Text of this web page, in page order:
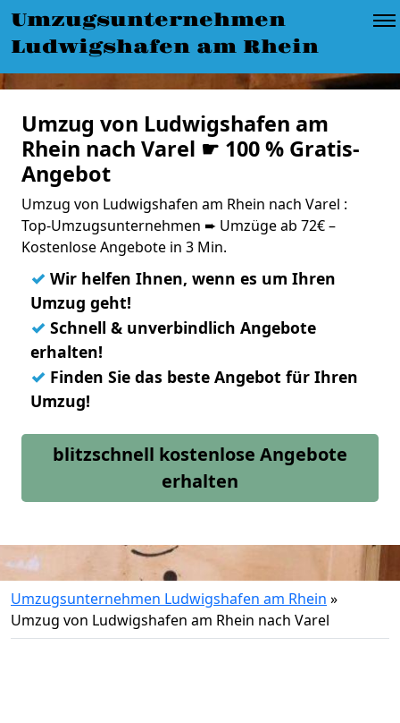
Umzugsunternehmen
Ludwigshafen am Rhein
Umzug von Ludwigshafen am
Rhein nach Varel ☛ 100 % Gratis-
Angebot
Umzug von Ludwigshafen am Rhein nach Varel :
Top-Umzugsunternehmen ➨ Umzüge ab 72€ –
Kostenlose Angebote in 3 Min.
✓ Wir helfen Ihnen, wenn es um Ihren
Umzug geht!
✓ Schnell & unverbindlich Angebote
erhalten!
✓ Finden Sie das beste Angebot für Ihren
Umzug!
blitzschnell kostenlose Angebote
erhalten
Umzugsunternehmen Ludwigshafen am Rhein »
Umzug von Ludwigshafen am Rhein nach Varel